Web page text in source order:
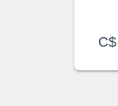
C$